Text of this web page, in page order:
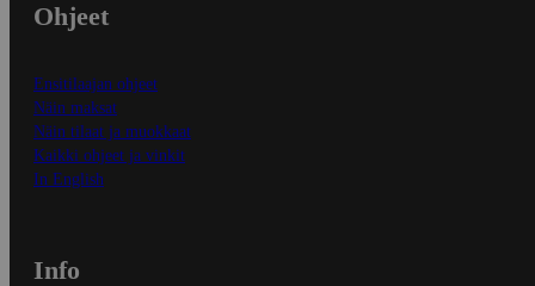
Ohjeet
Ensitilaajan ohjeet
Näin maksat
Näin tilaat ja muokkaat
Kaikki ohjeet ja vinkit
In English
Info